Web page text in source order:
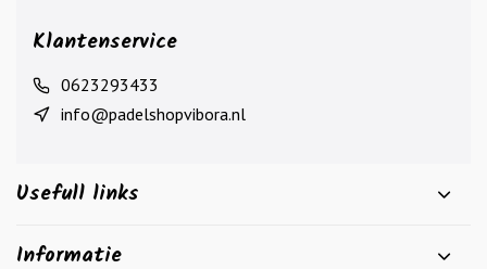
Klantenservice
0623293433
info@padelshopvibora.nl
Usefull links
Informatie